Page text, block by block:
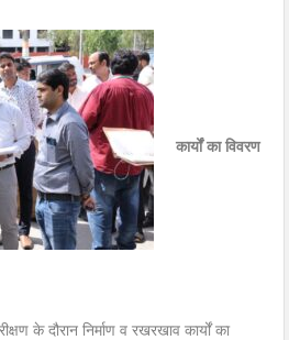
कार्यों का विवरण
के दौरान निर्माण व रखरखाव कार्यों का